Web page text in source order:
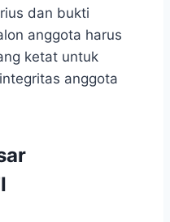
dan bukti
anggota harus
ketat untuk
anggota